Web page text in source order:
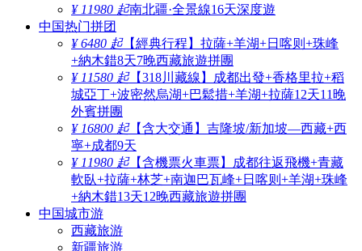
¥ 11980 起南北疆·全景線16天深度遊
中国热门拼团
¥ 6480 起【經典行程】拉薩+羊湖+日喀则+珠峰
+納木錯8天7晚西藏旅遊拼團
¥ 11580 起【318川藏線】成都出發+香格里拉+稻
城亞丁+波密然烏湖+巴鬆措+羊湖+拉薩12天11晚
外賓拼團
¥ 16800 起【含大交通】吉隆坡/新加坡—西藏+西
寧+成都9天
¥ 11980 起【含機票火車票】成都往返飛機+青藏
軟臥+拉薩+林芝+南迦巴瓦峰+日喀则+羊湖+珠峰
+納木錯13天12晚西藏旅遊拼團
中国城市游
西藏旅游
新疆旅游